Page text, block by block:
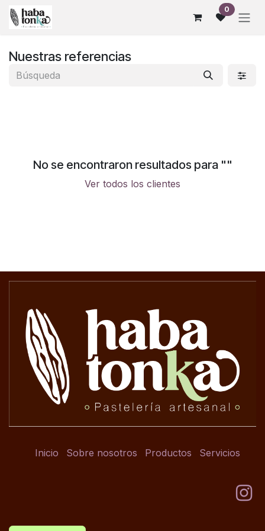
Ir al contenido 0
Nuestras referencias
No se encontraron resultados para ""
Ver todos los clientes
Inicio Sobre nosotros Productos Servicios